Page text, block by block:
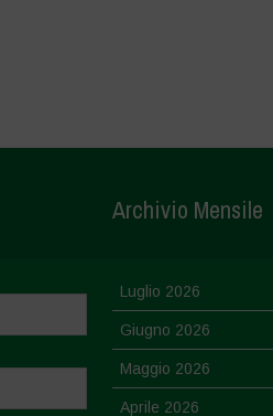
Archivio Mensile
Luglio 2026
Giugno 2026
Maggio 2026
Aprile 2026